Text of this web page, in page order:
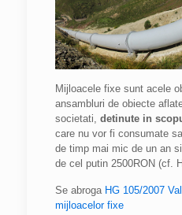
Mijloacele fixe sunt acele
ansambluri de obiecte
societati, detinute in
care nu vor fi consumate
de timp mai mic de un an
de cel putin 2500RON (cf.
Se abroga HG 105/2007
mijloacelor fixe